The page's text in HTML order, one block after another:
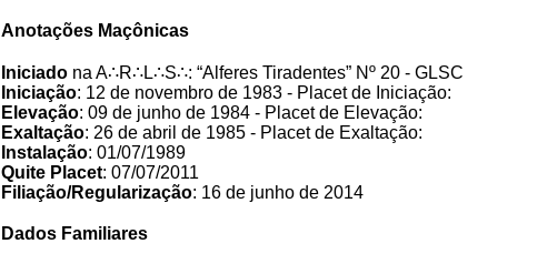
Anotações Maçônicas
Iniciado na A∴R∴L∴S∴: “Alferes Tiradentes” Nº 20 - GLSC
Iniciação: 12 de novembro de 1983 - Placet de Iniciação:
Elevação: 09 de junho de 1984 - Placet de Elevação:
Exaltação: 26 de abril de 1985 - Placet de Exaltação:
Instalação: 01/07/1989
Quite Placet: 07/07/2011
Filiação/Regularização: 16 de junho de 2014
Dados Familiares